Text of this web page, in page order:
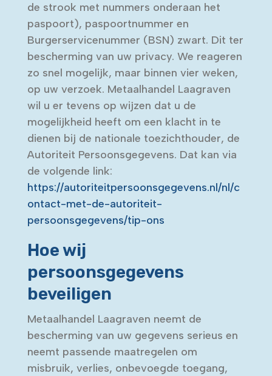
de strook met nummers onderaan het
paspoort), paspoortnummer en
Burgerservicenummer (BSN) zwart. Dit ter
bescherming van uw privacy. We reageren
zo snel mogelijk, maar binnen vier weken,
op uw verzoek. Metaalhandel Laagraven
wil u er tevens op wijzen dat u de
mogelijkheid heeft om een klacht in te
dienen bij de nationale toezichthouder, de
Autoriteit Persoonsgegevens. Dat kan via
de volgende link:
https://autoriteitpersoonsgegevens.nl/nl/c
ontact-met-de-autoriteit-
persoonsgegevens/tip-ons
Hoe wij
persoonsgegevens
beveiligen
Metaalhandel Laagraven neemt de
bescherming van uw gegevens serieus en
neemt passende maatregelen om
misbruik, verlies, onbevoegde toegang,